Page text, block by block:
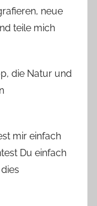
neue
teile mich
die Natur und
mir einfach
Du einfach